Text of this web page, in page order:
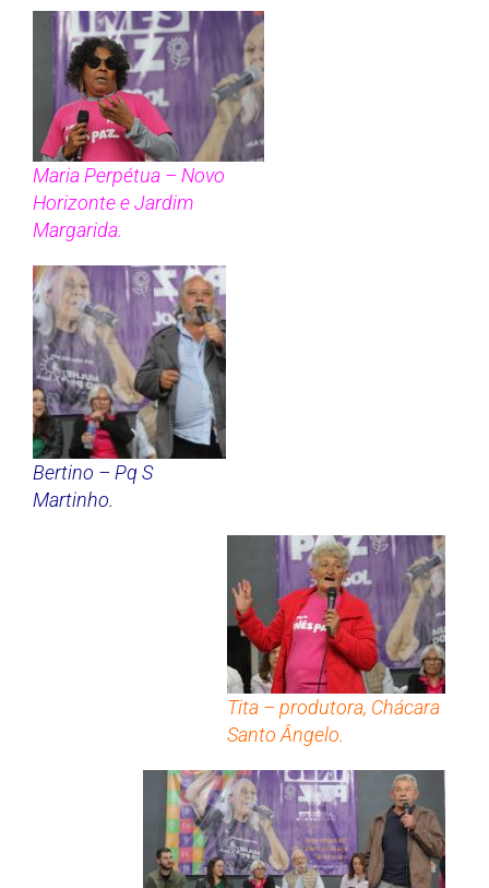
Maria Perpétua – Novo
Horizonte e Jardim
Margarida.
Bertino – Pq S
Martinho.
Tita – produtora, Chácara
Santo Ângelo.